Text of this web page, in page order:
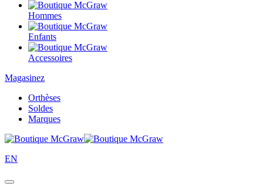
Hommes
Enfants
Accessoires
Magasinez
Orthèses
Soldes
Marques
EN